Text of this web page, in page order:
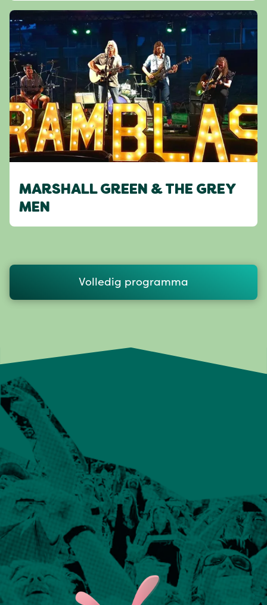
MARSHALL GREEN & THE GREY
MEN
Volledig programma